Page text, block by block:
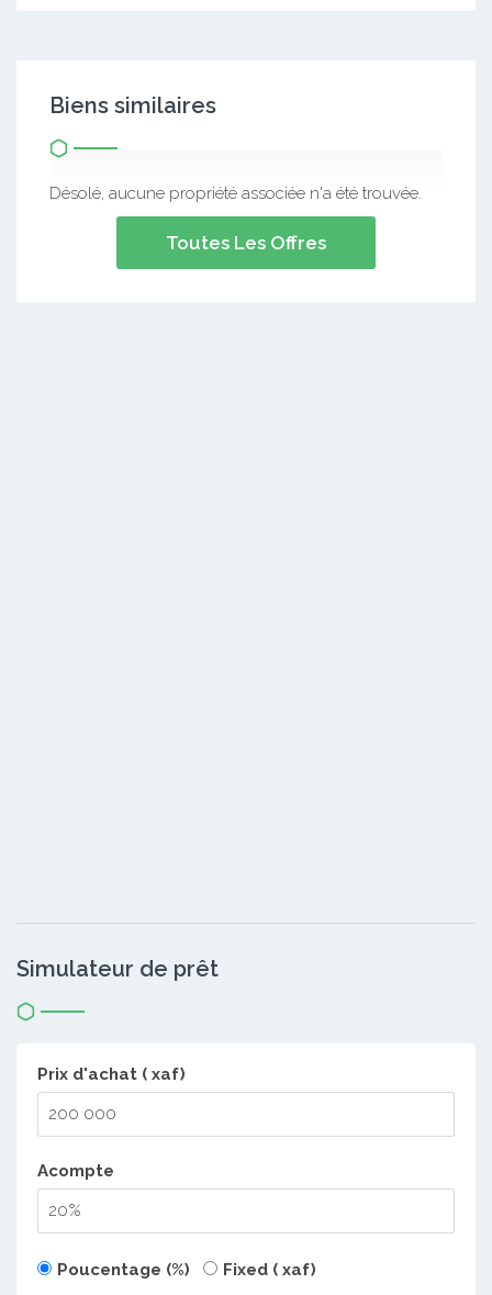
Biens similaires
Désolé, aucune propriété associée n'a été trouvée.
Toutes Les Offres
Simulateur de prêt
Prix d'achat ( xaf)
Acompte
Poucentage (%) Fixed ( xaf)